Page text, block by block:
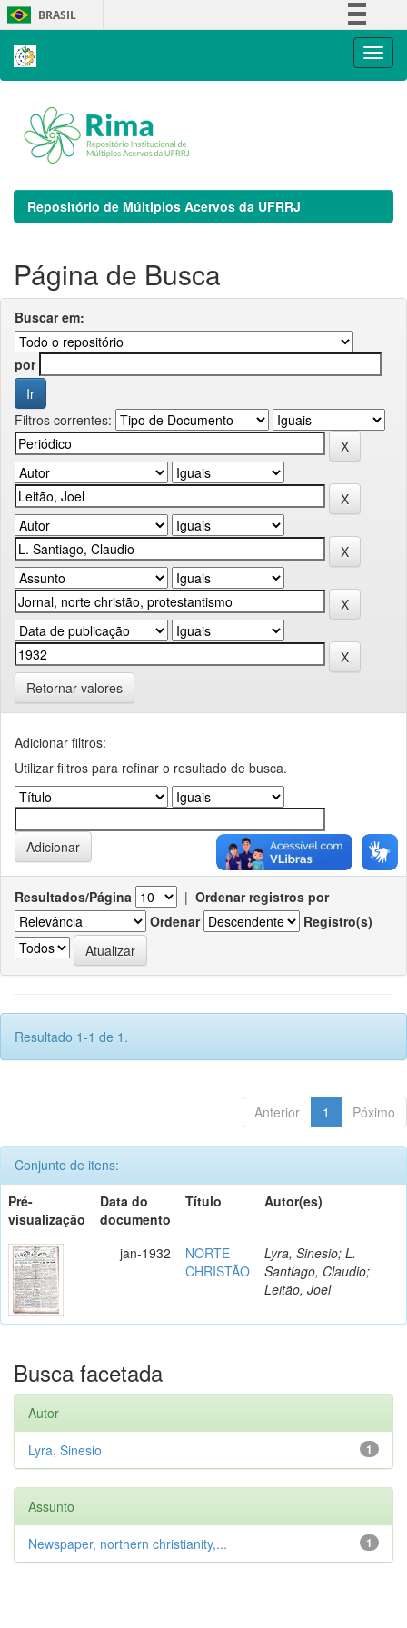
Skip
navigation
BRASIL
Repositório de Múltiplos Acervos da UFRRJ
Página de Busca
Buscar em:
por
Filtros correntes:
Retornar valores
Adicionar filtros:
Utilizar filtros para refinar o resultado de busca.
Resultados/Página | Ordenar registros por
Ordenar
Registro(s)
Resultado 1-1 de 1.
Anterior 1 Póximo
Conjunto de itens:
Pré-
visualização
Data do
documento
Título Autor(es)
jan-1932
NORTE
CHRISTÃO
Lyra, Sinesio; L.
Santiago, Claudio;
Leitão, Joel
Busca facetada
Autor
1
Lyra, Sinesio
Assunto
1
Newspaper, northern christianity,...